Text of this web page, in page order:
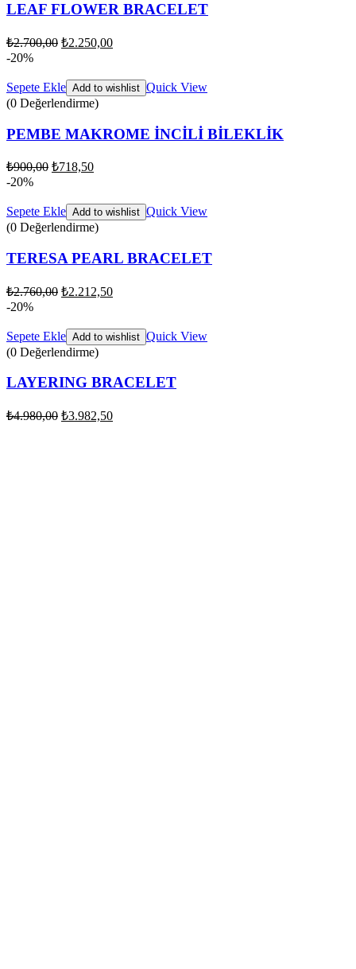
LEAF FLOWER BRACELET
₺2.700,00 ₺2.250,00
-20%
Sepete Ekle Add to wishlist Quick View
(0 Değerlendirme)
PEMBE MAKROME İNCİLİ BİLEKLİK
₺900,00 ₺718,50
-20%
Sepete Ekle Add to wishlist Quick View
(0 Değerlendirme)
TERESA PEARL BRACELET
₺2.760,00 ₺2.212,50
-20%
Sepete Ekle Add to wishlist Quick View
(0 Değerlendirme)
LAYERING BRACELET
₺4.980,00 ₺3.982,50